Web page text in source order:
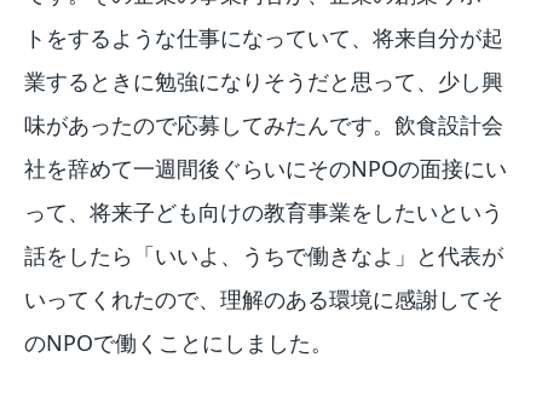
トをするような仕事になっていて、将来自分が起
業するときに勉強になりそうだと思って、少し興
味があったので応募してみたんです。飲食設計会
社を辞めて一週間後ぐらいにそのNPOの面接にい
って、将来子ども向けの教育事業をしたいという
話をしたら「いいよ、うちで働きなよ」と代表が
いってくれたので、理解のある環境に感謝してそ
のNPOで働くことにしました。